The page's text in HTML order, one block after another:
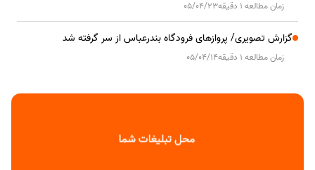
زمان مطالعه 1 دقیقه 05/04/23
گزارش تصویری/ پروازهای فرودگاه بندرعباس از سر گرفته شد
زمان مطالعه 1 دقیقه 05/04/14